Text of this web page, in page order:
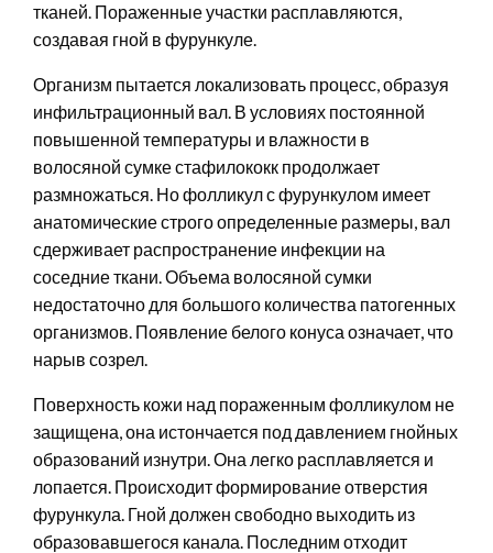
тканей. Пораженные участки расплавляются,
создавая гной в фурункуле.
Организм пытается локализовать процесс, образуя
инфильтрационный вал. В условиях постоянной
повышенной температуры и влажности в
волосяной сумке стафилококк продолжает
размножаться. Но фолликул с фурункулом имеет
анатомические строго определенные размеры, вал
сдерживает распространение инфекции на
соседние ткани. Объема волосяной сумки
недостаточно для большого количества патогенных
организмов. Появление белого конуса означает, что
нарыв созрел.
Поверхность кожи над пораженным фолликулом не
защищена, она истончается под давлением гнойных
образований изнутри. Она легко расплавляется и
лопается. Происходит формирование отверстия
фурункула. Гной должен свободно выходить из
образовавшегося канала. Последним отходит